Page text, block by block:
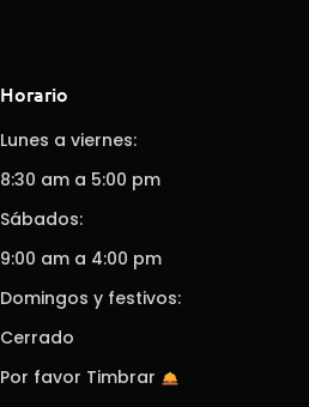
Horario
Lunes a viernes:
8:30 am a 5:00 pm
Sábados:
9:00 am a 4:00 pm
Domingos y festivos:
Cerrado
Por favor Timbrar